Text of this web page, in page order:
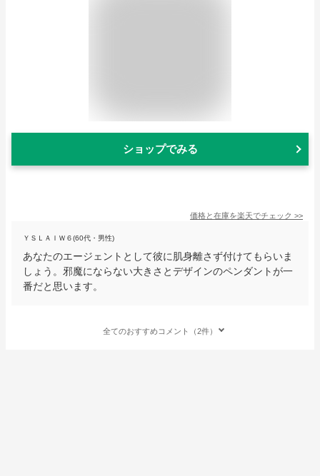
ショップでみる
価格と在庫を楽天でチェック >>
ＹＳＬＡＩＷ６(60代・男性)
あなたのエージェントとして彼に肌身離さず付けてもらいま
しょう。邪魔にならない大きさとデザインのペンダントが一
番だと思います。
全てのおすすめコメント（2件）